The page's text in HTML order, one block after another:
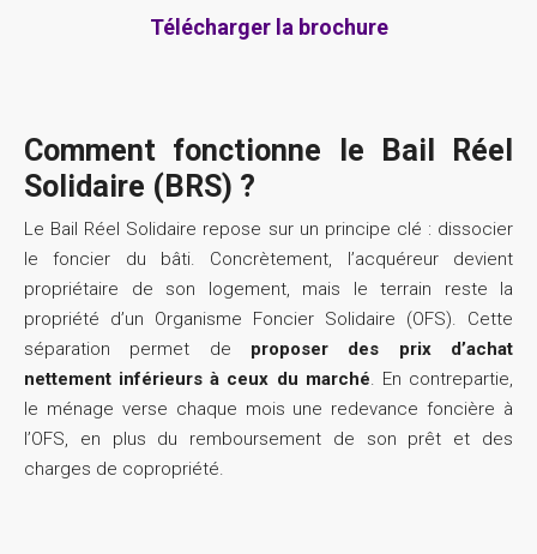
Télécharger la brochure
Comment fonctionne le Bail Réel
Solidaire (BRS) ?
Le Bail Réel Solidaire repose sur un principe clé : dissocier
le foncier du bâti. Concrètement, l’acquéreur devient
propriétaire de son logement, mais le terrain reste la
propriété d’un Organisme Foncier Solidaire (OFS). Cette
séparation permet de proposer des prix d’achat
nettement inférieurs à ceux du marché. En contrepartie,
le ménage verse chaque mois une redevance foncière à
l’OFS, en plus du remboursement de son prêt et des
charges de copropriété.